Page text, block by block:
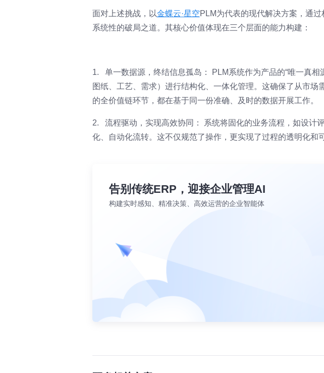
面对上述挑战，以金蝶云·星空PLM为代表的现代解决方案，通过
系统性的破局之道。其核心价值体现在三个层面的能力构建：
1. 单一数据源，终结信息孤岛： PLM系统作为产品的“唯一真相
图纸、工艺、需求）进行结构化、一体化管理。这确保了从市场
的全价值链环节，都在基于同一份准确、及时的数据开展工作。
2. 流程驱动，实现高效协同： 系统将固化的业务流程，如设计评
化、自动化流转。这不仅规范了操作，更实现了过程的透明化和
告别传统ERP，迎接企业管理AI
构建实时感知、精准决策、高效运营的企业智能体